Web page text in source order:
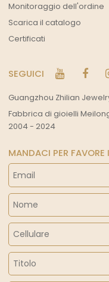
Monitoraggio dell'ordine
Scarica il catalogo
Certificati
SEGUICI
Guangzhou Zhilian
Fabbrica di gioielli
2004 - 2024
MANDACI PER